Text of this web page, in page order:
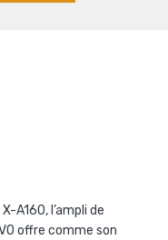
A160, l’ampli de
offre comme son